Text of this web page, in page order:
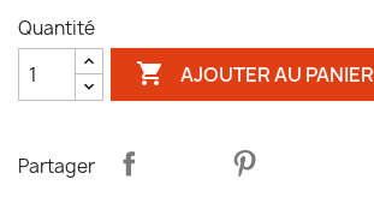
Quantité
 AJOUTER AU PANIER
Partager